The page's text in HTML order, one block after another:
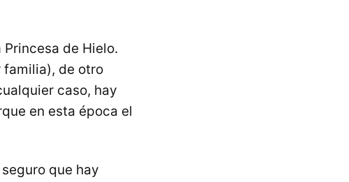
de Hielo.
familia), de otro
caso, hay
en esta época el
que hay